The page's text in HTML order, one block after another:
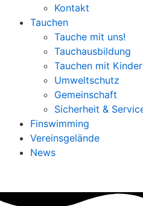
Kontakt
Tauchen
Tauche mit uns!
Tauchausbildung
Tauchen mit
Umweltschutz
Gemeinschaft
Sicherheit &
Finswimming
Vereinsgelände
News